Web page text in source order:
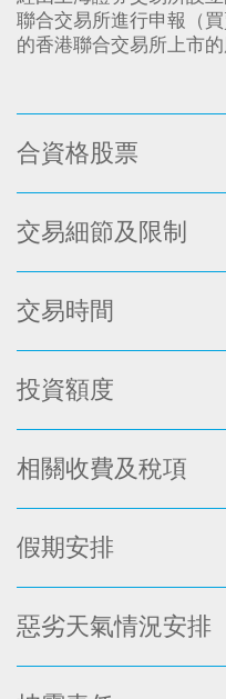
聯合交易所進行申報（
的香港聯合交易所上市的
合資格股票
交易細節及限制
交易時間
投資額度
相關收費及稅項
假期安排
惡劣天氣情況安排